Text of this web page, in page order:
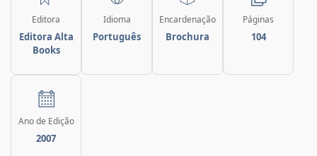
Editora
Editora Alta
Books
Idioma
Português
Encardenação
Brochura
Páginas
104
Ano de Edição
2007